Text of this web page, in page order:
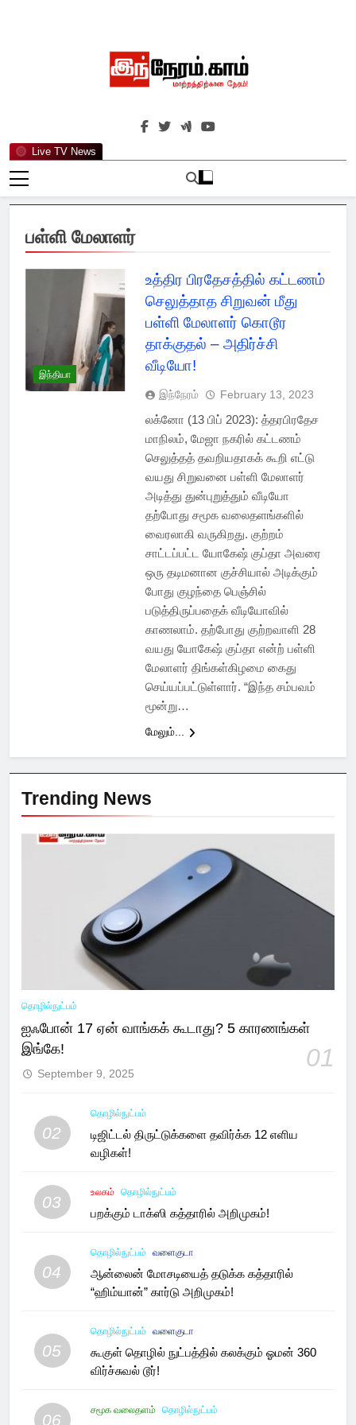
Live TV News
இந்நேரம்.காம்
செய்திகளுக்கு அப்பால்…
பள்ளி மேலாளர்
இந்தியா
உத்திர பிரதேசத்தில் கட்டணம்
செலுத்தாத சிறுவன் மீது
பள்ளி மேலாளர் கொடூர
தாக்குதல் – அதிர்ச்சி
வீடியோ!
இந்நேரம் February 13, 2023
லக்னோ (13 பிப் 2023): த்தரபிரதேச
மாநிலம், மேஜா நகரில் கட்டணம்
செலுத்தத் தவறியதாகக் கூறி எட்டு
வயது சிறுவனை பள்ளி மேலாளர்
அடித்து துன்புறுத்தும் வீடியோ
தற்போது சமூக வலைதளங்களில்
வைரலாகி வருகிறது. குற்றம்
சாட்டப்பட்ட யோகேஷ் குப்தா அவரை
ஒரு தடிமனான குச்சியால் அடிக்கும்
போது குழந்தை பெஞ்சில்
படுத்திருப்பதைக் வீடியோவில்
காணலாம். தற்போது குற்றவாளி 28
வயது யோகேஷ் குப்தா என்ற் பள்ளி
மேலாளர் திங்கள்கிழமை கைது
செய்யப்பட்டுள்ளார். “இந்த சம்பவம்
மூன்று…
மேலும்...
Trending News
தொழில்நுட்பம்
ஐஃபோன் 17 ஏன் வாங்கக் கூடாது? 5 காரணங்கள்
இங்கே!
01
September 9, 2025
02
தொழில்நுட்பம்
டிஜிட்டல் திருட்டுக்களை தவிர்க்க 12 எளிய
வழிகள்!
03
உலகம் தொழில்நுட்பம்
பறக்கும் டாக்ஸி கத்தாரில் அறிமுகம்!
04
தொழில்நுட்பம் வளைகுடா
ஆன்லைன் மோசடியைத் தடுக்க கத்தாரில்
“ஹிம்யான்” கார்டு அறிமுகம்!
05
தொழில்நுட்பம் வளைகுடா
கூகுள் தொழில் நுட்பத்தில் கலக்கும் ஓமன் 360
விர்ச்சுவல் டூர்!
06
சமூக வலைதளம் தொழில்நுட்பம்